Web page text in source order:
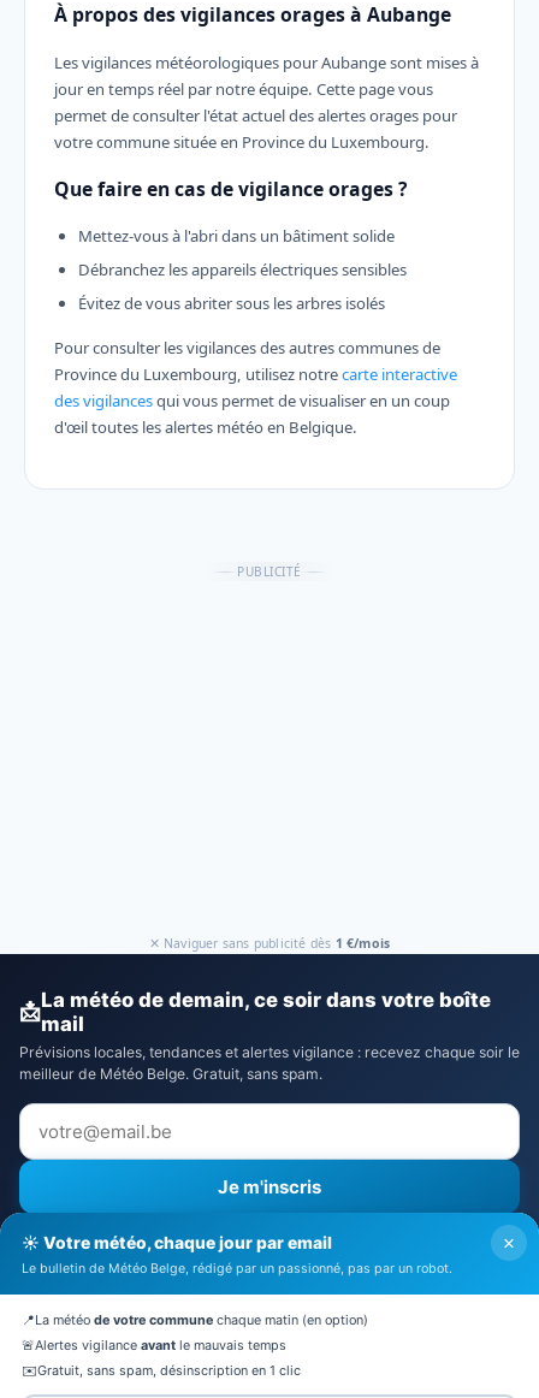
À propos des vigilances orages à Aubange
Les vigilances météorologiques pour Aubange sont mises à
jour en temps réel par notre équipe. Cette page vous
permet de consulter l'état actuel des alertes orages pour
votre commune située en Province du Luxembourg.
Que faire en cas de vigilance orages ?
Mettez-vous à l'abri dans un bâtiment solide
Débranchez les appareils électriques sensibles
Évitez de vous abriter sous les arbres isolés
Pour consulter les vigilances des autres communes de
Province du Luxembourg, utilisez notrecarte interactive
des vigilancesqui vous permet de visualiser en un coup
d'œil toutes les alertes météo en Belgique.
PUBLICITÉ
✕ Naviguer sans publicité dès 1 €/mois
📩La météo de demain, ce soir dans votre boîte
mail
Prévisions locales, tendances et alertes vigilance : recevez chaque soir le
meilleur de Météo Belge. Gratuit, sans spam.
Je m'inscris
⚠️ Recevoir aussi les alertes vigilance
J'accepte la
politique de confidentialité
×
☀️ Votre météo, chaque jour par email
Le bulletin de Météo Belge, rédigé par un passionné, pas par un robot.
📍La météo de votre commune chaque matin (en option)
🚨Alertes vigilance avant le mauvais temps
✉️Gratuit, sans spam, désinscription en 1 clic